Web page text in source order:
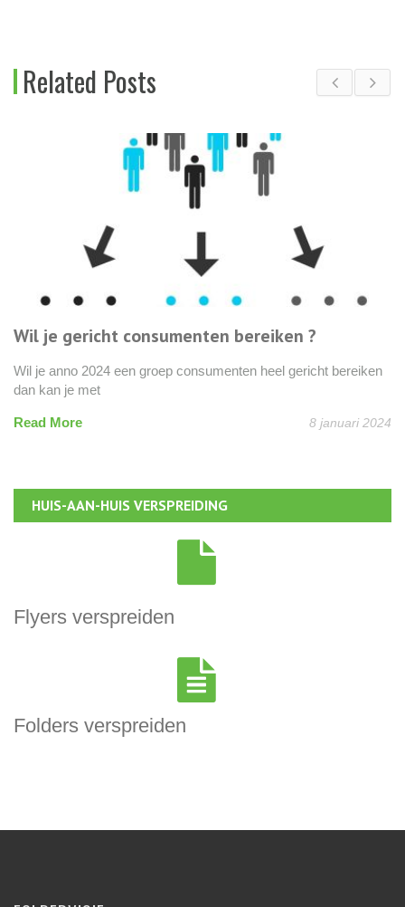
Related Posts
Wil je gericht consumenten bereiken ?
Wil je anno 2024 een groep consumenten heel gericht bereiken
dan kan je met
Read More 8 januari 2024
HUIS-AAN-HUIS VERSPREIDING
Flyers verspreiden
Folders verspreiden